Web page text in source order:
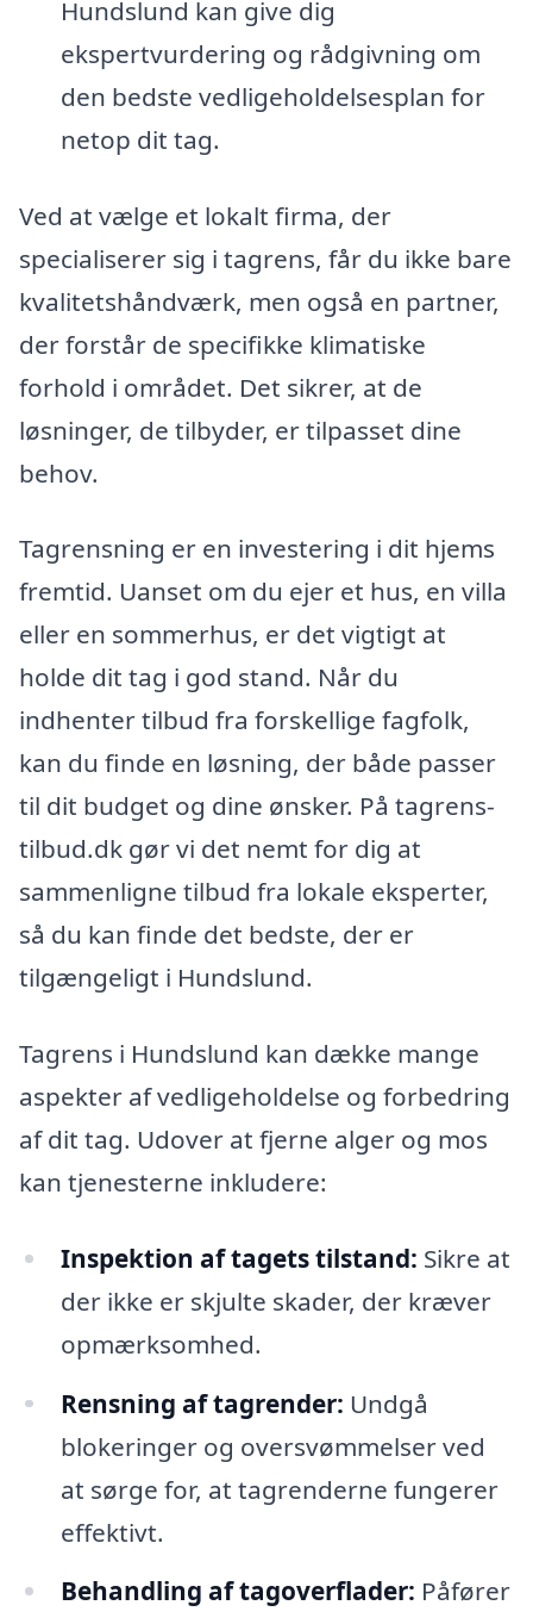
Hundslund kan give dig
ekspertvurdering og rådgivning om
den bedste vedligeholdelsesplan for
netop dit tag.
Ved at vælge et lokalt firma, der
specialiserer sig i tagrens, får du ikke bare
kvalitetshåndværk, men også en partner,
der forstår de specifikke klimatiske
forhold i området. Det sikrer, at de
løsninger, de tilbyder, er tilpasset dine
behov.
Tagrensning er en investering i dit hjems
fremtid. Uanset om du ejer et hus, en villa
eller en sommerhus, er det vigtigt at
holde dit tag i god stand. Når du
indhenter tilbud fra forskellige fagfolk,
kan du finde en løsning, der både passer
til dit budget og dine ønsker. På tagrens-
tilbud.dk gør vi det nemt for dig at
sammenligne tilbud fra lokale eksperter,
så du kan finde det bedste, der er
tilgængeligt i Hundslund.
Tagrens i Hundslund kan dække mange
aspekter af vedligeholdelse og forbedring
af dit tag. Udover at fjerne alger og mos
kan tjenesterne inkludere:
Inspektion af tagets tilstand: Sikre at
der ikke er skjulte skader, der kræver
opmærksomhed.
Rensning af tagrender: Undgå
blokeringer og oversvømmelser ved
at sørge for, at tagrenderne fungerer
effektivt.
Behandling af tagoverflader: Påfører